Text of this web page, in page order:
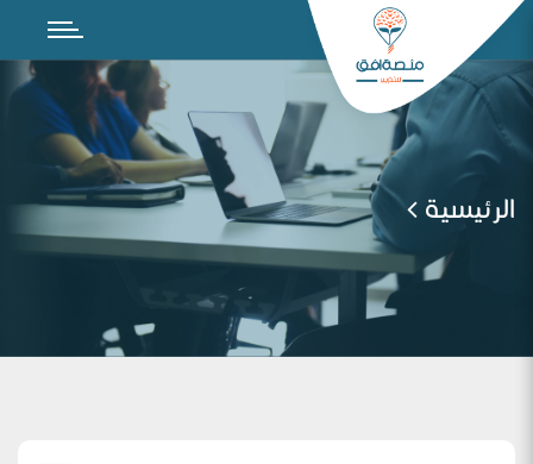
الرئيسية